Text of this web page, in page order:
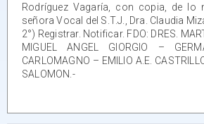
Rodríguez Vagaría, con copia, de lo
señora Vocal del S.T.J., Dra. Claudia
2°) Registrar. Notificar. FDO: DRES.
MIGUEL ANGEL GIORGIO –
CARLOMAGNO – EMILIO A.E.
SALOMON.-